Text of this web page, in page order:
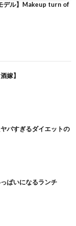
デル】Makeup turn of
嫁】
バすぎるダイエットの
ぱいになるランチ